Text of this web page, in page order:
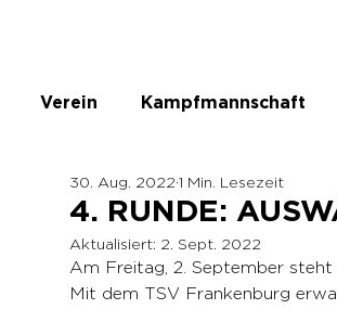
Verein Kampfmannschaft
ASKÖ Ladies Unbenannte
4. RUNDE:
30. Aug. 2022 1 Min. Lesezeit
Aktualisiert: 2. Sept. 2022
Am Freitag, 2. September
Mit dem TSV Frankenburg